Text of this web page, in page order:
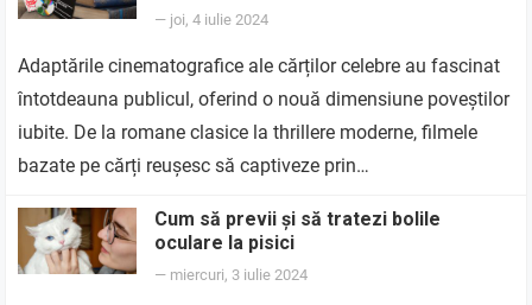
— joi, 4 iulie 2024
Adaptările cinematografice ale cărților celebre au fascinat
întotdeauna publicul, oferind o nouă dimensiune poveștilor
iubite. De la romane clasice la thrillere moderne, filmele
bazate pe cărți reușesc să captiveze prin…
Cum să previi și să tratezi bolile
oculare la pisici
— miercuri, 3 iulie 2024